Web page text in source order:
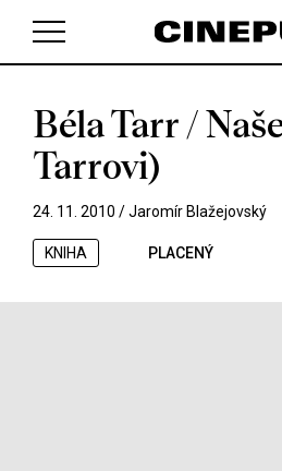
V košíku
Béla Tarr /
Tarrovi)
24. 11. 2010 /Jaromír Blažejovský
KNIHA PLACENÝ